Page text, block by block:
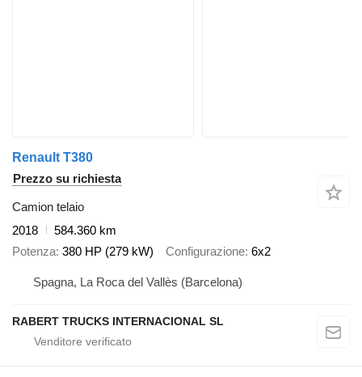
Renault T380
Prezzo su richiesta
Camion telaio
2018
584.360 km
Potenza 380 HP (279 kW) Configurazione 6x2
Spagna, La Roca del Vallès (Barcelona)
RABERT TRUCKS INTERNACIONAL SL